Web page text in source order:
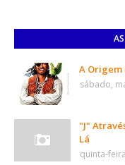
A Origem
sábado,
"J"
Lá
quinta-